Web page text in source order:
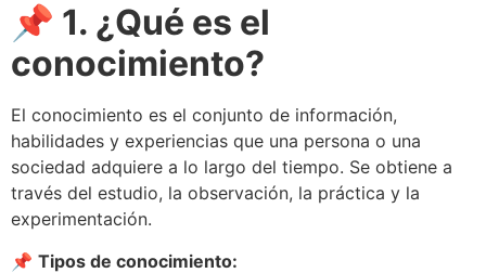
📌 1. ¿Qué es el
conocimiento?
El conocimiento es el conjunto de información,
habilidades y experiencias que una persona o una
sociedad adquiere a lo largo del tiempo. Se obtiene a
través del estudio, la observación, la práctica y la
experimentación.
📌 Tipos de conocimiento: